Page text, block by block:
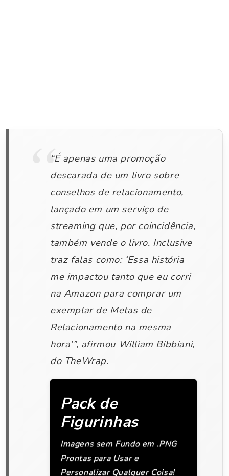
“É apenas uma promoção
descarada de um livro sobre
conselhos de relacionamento,
lançado em um serviço de
streaming que, por coincidência,
também vende o livro. Inclusive
traz falas como: ‘Essa história
me impactou tanto que eu corri
na Amazon para comprar um
exemplar de Metas de
Relacionamento na mesma
hora’”, afirmou William Bibbiani,
do TheWrap.
Pack de
Figurinhas
Imagens sem Fundo em .PNG
Prontas para Usar e
Personalizar Qualquer Coisa!